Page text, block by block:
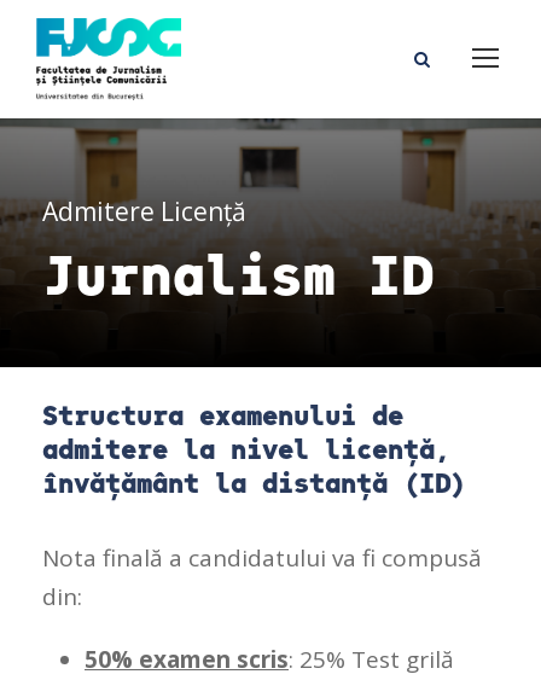
Admitere Licență
Jurnalism ID
Structura examenului de
admitere la nivel licență,
învățământ la distanță (ID)
Nota finală a candidatului va fi compusă
din:
50% examen scris: 25% Test grilă